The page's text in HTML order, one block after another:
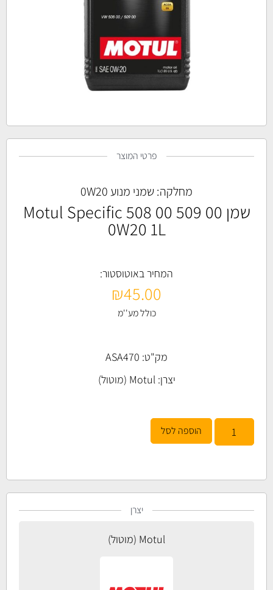
פרטי המוצר
מחלקה: שמני מנוע 0W20
שמן Motul Specific 508 00 509 00
0W20 1L
המחיר באוטוסטור:
₪45.00
כולל מע''מ
מק"ט: ASA470
יצרן:Motul (מוטול)
הוספה לסל
יצרן
Motul (מוטול)